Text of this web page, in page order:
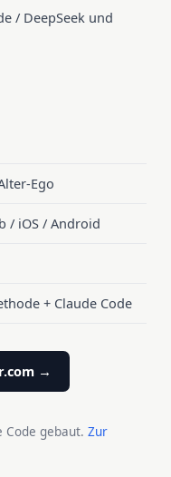
/ DeepSeek und
Ego
/ iOS / Android
+ Claude Code
→
Code gebaut. Zur